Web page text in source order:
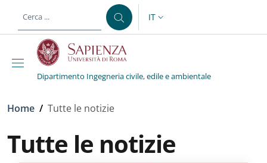
al contenuto principale
SELETTORE LINGUA:
IT
Dipartimento Ingegneria civile, edile e ambientale
Briciole di pane
Home / Tutte le notizie
Tutte le notizie